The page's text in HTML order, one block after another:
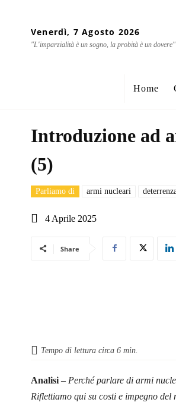
Venerdì, 7 Agosto 2026
"L'imparzialità è un sogno, la probità è un dovere"
Home
Introduzione ad
(5)
Parliamo di armi nucleari
4 Aprile 2025
Share
Tempo di lettura circa 6 min.
Analisi – Perché parlare di armi
Riflettiamo qui su costi e impegno del